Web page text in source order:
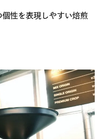
性を表現しやすい焙煎